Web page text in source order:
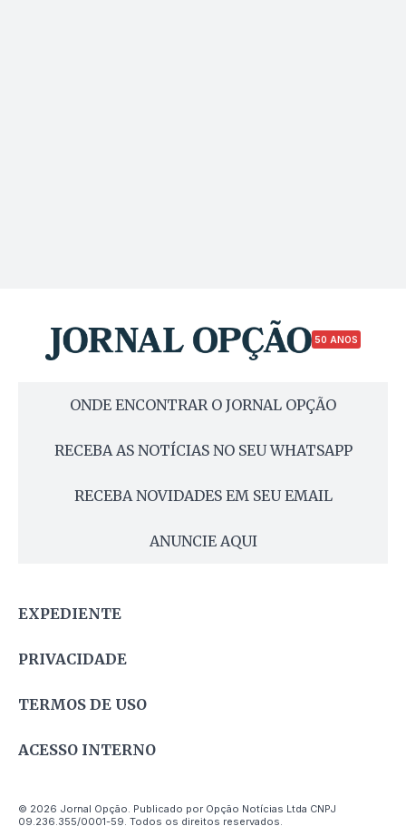
50 ANOS
ONDE ENCONTRAR O JORNAL OPÇÃO
RECEBA AS NOTÍCIAS NO SEU WHATSAPP
RECEBA NOVIDADES EM SEU EMAIL
ANUNCIE AQUI
EXPEDIENTE
PRIVACIDADE
TERMOS DE USO
ACESSO INTERNO
© 2026 Jornal Opção. Publicado por Opção Notícias Ltda CNPJ
09.236.355/0001-59. Todos os direitos reservados.